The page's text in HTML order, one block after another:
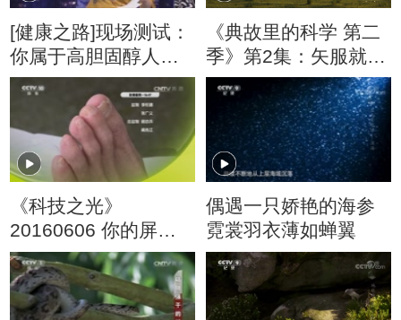
[健康之路]现场测试：
你属于高胆固醇人群
吗？
《典故里的科学 第二
季》第2集：矢服就位
这一次的实验结果会
如何？
《科技之光》
20160606 你的屏幕
选对了吗
偶遇一只娇艳的海参
霓裳羽衣薄如蝉翼